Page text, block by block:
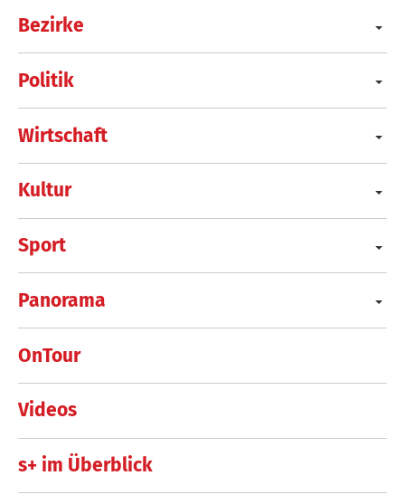
Bezirke
Politik
Wirtschaft
Kultur
Sport
Panorama
OnTour
Videos
s+ im Überblick